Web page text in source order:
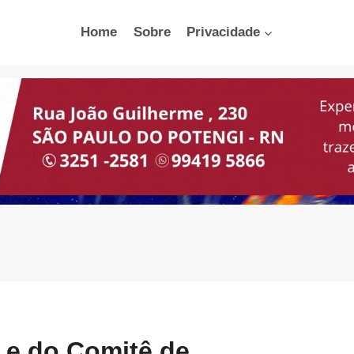
Home Sobre Privacidade